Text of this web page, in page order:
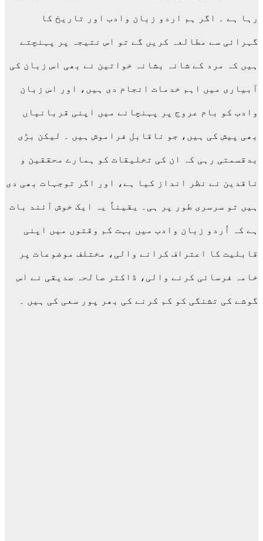
رہا ہے ۔ اگر ہم اردو زبان وادب اور تاریخ کا
گہرائی سے مطالعہ کریں گے تو اس نتیجہ پر پہنچتے
ہیں کہ مرد کے شانہ بشانہ خواتین نے بھی اس زبان کی
آبیاری میں اہم خدمات انجام دی ہیں، اور اس زبان
وادب کو بام عروج پر پہنچانے میں اپنی قربانیاں
بھی پیش کی ہیں، جو ناقابل فراموش ہیں ۔ لیکن بڑی
بدقسمتی رہی کہ ان کی تخلیقات کو ہمارے محققین و
ناقدین نے نظر انداز کیا ہے، اور اگر توجہات بھی دی
ہیں تو سرسری طور پر ہی۔ یقیناً یہ ایک خوش آئند بات
ہے کہ اُردو زبان وادب میں بہت کم وقتوں میں اپنی
قابلیت کا اعتراف کرانے والی، مختلف موضوعات پر
خامہ فرسائی کرنے والی، ڈاکٹر صالحہ صدیقی نے اس
گوشے کی تشنگی کو کم کرنے کی بھر پور سعی کی ہیں ۔